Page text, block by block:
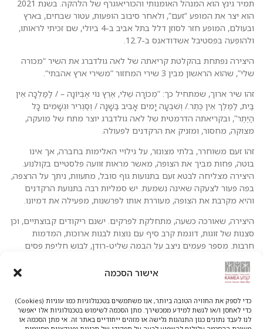
אישור הסכמה
כדי לספק את החוויה הטובה ביותר, אנו משתמשים בטכנולוגיות כמו עוגיות (Cookies)
כדי לאחסן ו/או לגשת למידע ממכשירך. מתן הסכמה לשימוש בטכנולוגיות אלו יאפשר
לנו לעבד נתונים כגון התנהגות גלישה או מזהים ייחודיים באתר זה. אי מתן הסכמה או
תמיר גינץ הוא המנהל האומנותי והכוריאוגרף של הלהקה. בשנת 2021
הוא יצר את המופע “זעם”, ולאחר סיבוב הופעות, עטור שבחים, בארץ
ובעולם, המופע חזר לסוזן דלל בתל אביב ב-4 ביולי, שם זכיתי לראותו,
ולהופעה בפסטיבל אשדודאנס ב-12.7.
היצירה נפתחת בהקלטת קריאתה של לאה גולדברג את השיר “מכורה
שלי”, שהוא הראשון מבין 3 שירי המחזור “משירי ארץ אהבתי“.
זהו שיר ארוך, שמתחיל כך: “מְכוֹרָה שֶׁלִי, אֶרֶץ נוֹי אֶבְיוֹנָה – / לַמַּלְכָּה אֵין
בַּיִת, לַמֶּלֶך אֵין כֶּתֶר./ וְשִׁבְעָה יָמִים אָבִיב בַּשָּׁנָה / וְסַגְרִיר וּגְשָׁמִים כָּל
הַיֶּתֶר”, ובקריאתה הדרמטית של לאה גולדברג יוצר מתח של מועקה,
מצוקה, מחסור, ומזניק את הרקדנים לפעולה.
זהו זעם משוחרר, בלתי מצונזר, על גילויי האלימות בחברה, אך אינו
בוטה, פחות מביך את הצופה, מאשר מראות זוועה פלסטיים בקולנוע.
היצירה מצליחה לבטא זעם בתנועות גוף סובל, מתעוות, ניתך על הרצפה,
בפה פעור לצעקה שאינה נשמעת. יש סמליות רבה בתנועת הרקדנים
והיא מקרבת את הצופה, מעוררת אותו לפרשנות, מפעילה את דמיונו.
היצירה, שאורכה כשעה, מתחלקת לפרקים. ישנם ריקודים קבוצתיים, וכן
סצנות של זוגות, דוגמת קרב סיף עם נוצות לבנות ארוכות, המדמות
חרבות. מספר פעמים ניצב על הבמה שליט-רודן, לבוש חליפת פסים
האלימות מגיעה לשיאה בסצנת תקיפה מינית של אישה בידי 3 גברים.
אך בסופו, במהלך מפתיע, הם פושטים את בגדיהם ונמצאים על הבמה
בבגדים תחתונים אחידים. את המוזיקה המקורית הלחין אבי בללי,